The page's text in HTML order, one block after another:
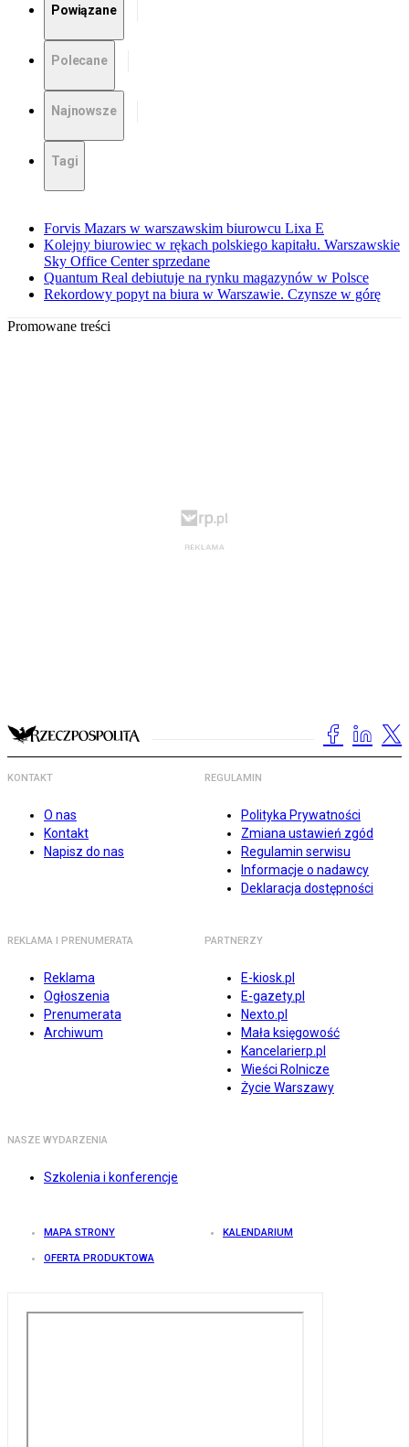
Powiązane
Polecane
Najnowsze
Tagi
Forvis Mazars w warszawskim biurowcu Lixa E
Kolejny biurowiec w rękach polskiego kapitału. Warszawskie
Sky Office Center sprzedane
Quantum Real debiutuje na rynku magazynów w Polsce
Rekordowy popyt na biura w Warszawie. Czynsze w górę
Promowane treści
KONTAKT
O nas
Kontakt
Napisz do nas
REGULAMIN
Polityka Prywatności
Zmiana ustawień zgód
Regulamin serwisu
Informacje o nadawcy
Deklaracja dostępności
REKLAMA I PRENUMERATA
Reklama
Ogłoszenia
Prenumerata
Archiwum
PARTNERZY
E-kiosk.pl
E-gazety.pl
Nexto.pl
Mała księgowość
Kancelarierp.pl
Wieści Rolnicze
Życie Warszawy
NASZE WYDARZENIA
Szkolenia i konferencje
MAPA STRONY KALENDARIUM
OFERTA PRODUKTOWA